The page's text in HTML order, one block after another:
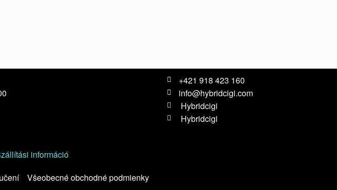
+421 918 423 160
info@hybridcigi.com
Hybridcigi
Hybridcigi
információ
Všeobecné obchodné podmienky